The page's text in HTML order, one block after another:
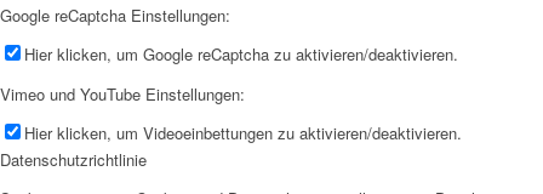
Google reCaptcha Einstellungen:
Hier klicken, um Google reCaptcha zu aktivieren/deaktivieren.
Vimeo und YouTube Einstellungen:
Hier klicken, um Videoeinbettungen zu aktivieren/deaktivieren.
Datenschutzrichtlinie